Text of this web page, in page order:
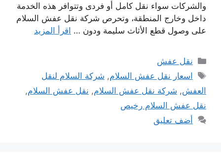
والشركات سواء نقل كامل أو فردى وتتوافر هذه الخدمة
داخل وخارج المنطقة، وتحرص شركة نقل عفش السلام
على وصول قطع الأثاث سليمة ودون … اقرأ المزيد
التصنيفات
نقل عفش
الوسوم
اسعار نقل عفش السلام, شركة السلام لنقل
العفش, شركة نقل عفش السلام, نقل عفش السلام,
نقل عفش السلام رخيص
أضف تعليق